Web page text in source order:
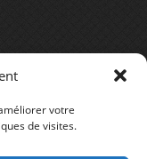
votre
de visites.